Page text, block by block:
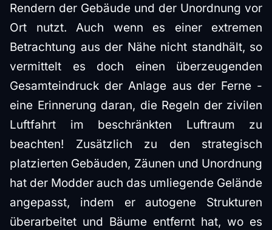
Rendern der Gebäude und der Unordnung vor
Ort nutzt. Auch wenn es einer extremen
Betrachtung aus der Nähe nicht standhält, so
vermittelt es doch einen überzeugenden
Gesamteindruck der Anlage aus der Ferne -
eine Erinnerung daran, die Regeln der zivilen
Luftfahrt im beschränkten Luftraum zu
beachten! Zusätzlich zu den strategisch
platzierten Gebäuden, Zäunen und Unordnung
hat der Modder auch das umliegende Gelände
angepasst, indem er autogene Strukturen
überarbeitet und Bäume entfernt hat, wo es